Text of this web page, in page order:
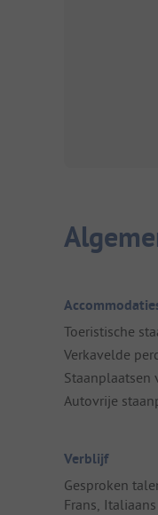
Toeristische
Verkavelde
Staanplaatsen
Autovrije
Verblijf
Gesproken
Frans, Italiaans